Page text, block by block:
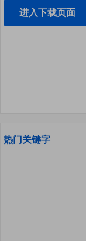
进入下载页面
热门关键字